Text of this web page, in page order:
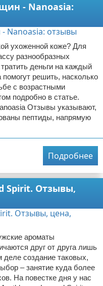
- Nanoasia:
ухоженной коже? Для
разнообразных
деньги на каждый
решить, насколько
с возрастными
подробно в статье.
Отзывы указывают,
пептиды, напрямую
Подробнее
Spirit. Отзывы,
ароматы
друг от друга лишь
создание таковых,
– занятие куда более
На повестке дня у нас